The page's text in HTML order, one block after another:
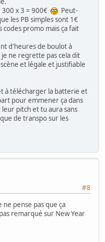
x 3 = 900€
Peut-
les PB simples sont 1€
codes promo mais ça fait
d'heures de boulot à
ne regrette pas cela dit
et légale et justifiable
à télécharger la batterie et
pour emmener ça dans
pitch et tu aura sans
de transpo sur les
#8
pense pas que ça
remarqué sur New Year